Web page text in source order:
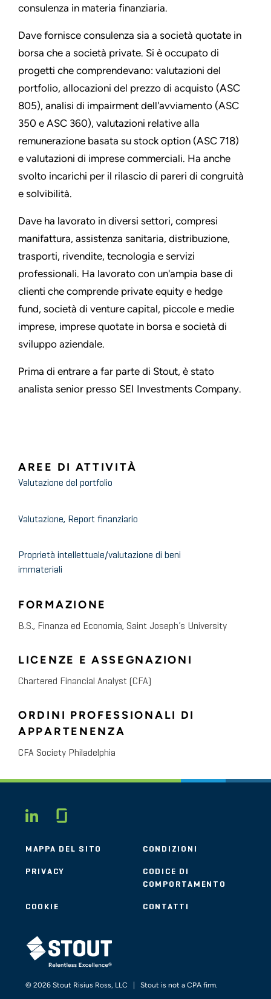
consulenza in materia finanziaria.
Dave fornisce consulenza sia a società quotate in
borsa che a società private. Si è occupato di
progetti che comprendevano: valutazioni del
portfolio, allocazioni del prezzo di acquisto (ASC
805), analisi di impairment dell'avviamento (ASC
350 e ASC 360), valutazioni relative alla
remunerazione basata su stock option (ASC 718)
e valutazioni di imprese commerciali. Ha anche
svolto incarichi per il rilascio di pareri di congruità
e solvibilità.
Dave ha lavorato in diversi settori, compresi
manifattura, assistenza sanitaria, distribuzione,
trasporti, rivendite, tecnologia e servizi
professionali. Ha lavorato con un'ampia base di
clienti che comprende private equity e hedge
fund, società di venture capital, piccole e medie
imprese, imprese quotate in borsa e società di
sviluppo aziendale.
Prima di entrare a far parte di Stout, è stato
analista senior presso SEI Investments Company.
AREE DI ATTIVITÀ
Valutazione del portfolio
Valutazione, Report finanziario
Proprietà intellettuale/valutazione di beni
immateriali
FORMAZIONE
B.S., Finanza ed Economia, Saint Joseph’s University
LICENZE E ASSEGNAZIONI
Chartered Financial Analyst (CFA)
ORDINI PROFESSIONALI DI
APPARTENENZA
CFA Society Philadelphia
LINKEDIN
MAPPA DEL SITO CONDIZIONI
PRIVACY
CODICE DI
COMPORTAMENTO
COOKIE CONTATTI
STOUT LOGO
© 2026 Stout Risius Ross, LLC | Stout is not a CPA firm.